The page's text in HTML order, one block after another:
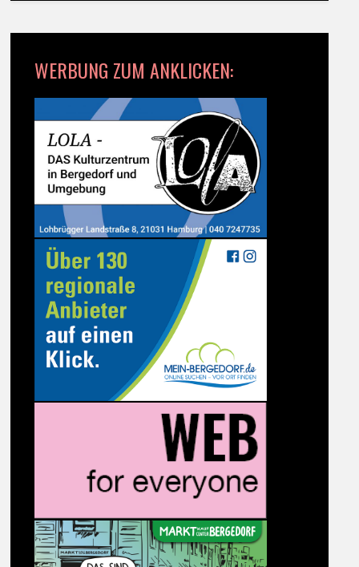
WERBUNG ZUM ANKLICKEN: